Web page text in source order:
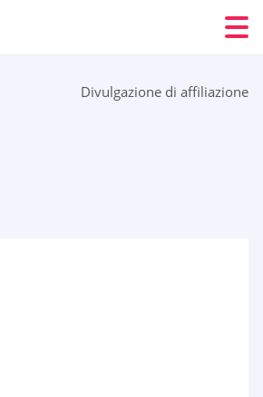
Divulgazione di affiliazione